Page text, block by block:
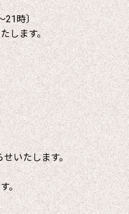
21時〕
します。
せいたします。
。